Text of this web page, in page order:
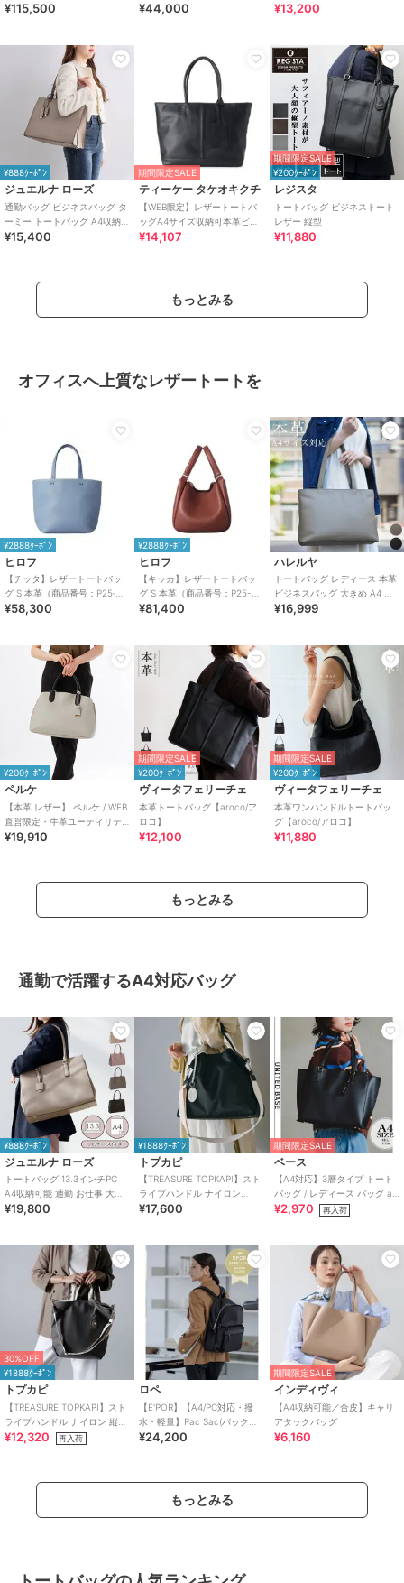
革（商品番号：P25－35642）
¥115,500
ッグ（商品番号：P25－
¥44,000 ¥13,200
¥888ｸｰﾎﾟﾝ
ジュエルナ ローズ
通勤バッグ ビジネスバッグ タ
ーミー トートバッグ A4収納可
能 お仕事
¥15,400
期間限定SALE
ティーケー タケオキクチ
【WEB限定】レザートートバ
ッグA4サイズ収納可本革ビジ
ネス対応可
¥14,107
期間限定SALE
¥200ｸｰﾎﾟﾝ
レジスタ
トートバッグ ビジネストート
レザー 縦型
¥11,880
もっとみる
オフィスへ上質なレザートートを
¥2888ｸｰﾎﾟﾝ
ヒロフ
【チッタ】レザートートバッ
グ S 本革（商品番号：P25‐
35550）
¥58,300
¥2888ｸｰﾎﾟﾝ
ヒロフ
【キッカ】レザートートバッ
グ S 本革（商品番号：P25-
35662）
¥81,400
ハレルヤ
トートバッグ レディース 本革
ビジネスバッグ 大きめ A4 大
容量 軽量 おしゃれ
¥16,999
¥200ｸｰﾎﾟﾝ
ペルケ
【本革 レザー】 ペルケ / WEB
直営限定・牛革ユーティリテ
ィA4・2wayトートバッグ
¥19,910
期間限定SALE
¥200ｸｰﾎﾟﾝ
ヴィータフェリーチェ
本革トートバッグ【aroco/ア
ロコ】
¥12,100
期間限定SALE
¥200ｸｰﾎﾟﾝ
ヴィータフェリーチェ
本革ワンハンドルトートバッ
グ【aroco/アロコ】
¥11,880
もっとみる
通勤で活躍するA4対応バッグ
¥888ｸｰﾎﾟﾝ
ジュエルナ ローズ
トートバッグ 13.3インチPC
A4収納可能 通勤 お仕事 大人
可愛い OLバッグエト 横
¥19,800
¥1888ｸｰﾎﾟﾝ
トプカピ
【TREASURE TOPKAPI】スト
ライプハンドル ナイロン
2way トートバッグ A4対応
¥17,600
期間限定SALE
ベース
【A4対応】3層タイプ トート
バッグ / レディース バッグ a4
通勤 自立
¥2,970 再入荷
30%OFF
¥1888ｸｰﾎﾟﾝ
トプカピ
【TREASURE TOPKAPI】スト
ライプハンドル ナイロン 縦型
2way トートバッグ A4
¥12,320 再入荷
ロペ
【E'POR】【A4/PC対応・撥
水・軽量】Pac Sac(パックサ
ック)/累計15，000点販売・
¥24,200
期間限定SALE
インディヴィ
【A4収納可能／合皮】キャリ
アタックバッグ
¥6,160
もっとみる